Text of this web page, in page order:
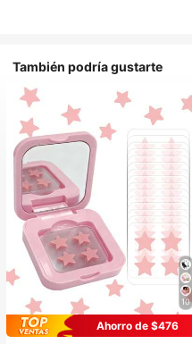
También podría gustarte
10
Ahorro de $476